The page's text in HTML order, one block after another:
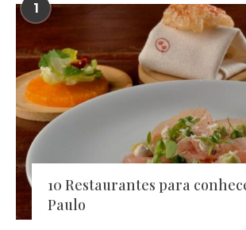
1
10 Restaurantes para
Paulo